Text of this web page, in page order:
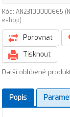
Kód: AN23100000665
eshop)
Porovnat
Tisknout
Další oblíbené
Popis